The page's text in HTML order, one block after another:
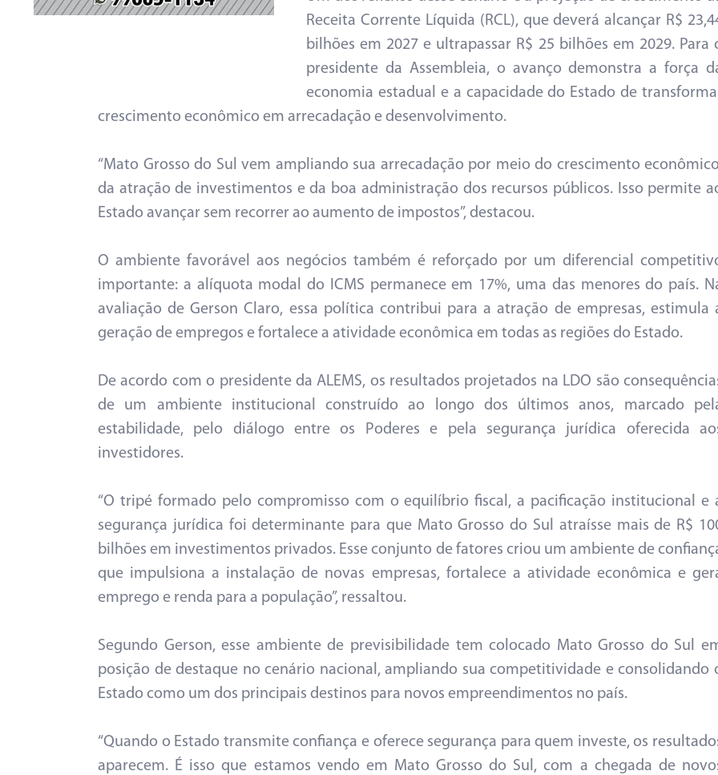
Receita Corrente Líquida (RCL), que deverá alcançar R$
bilhões em 2027 e ultrapassar R$ 25 bilhões em 2029. Para
presidente da Assembleia, o avanço demonstra a força
economia estadual e a capacidade do Estado de
crescimento econômico em arrecadação e desenvolvimento.
“Mato Grosso do Sul vem ampliando sua arrecadação por meio do crescimento
da atração de investimentos e da boa administração dos recursos públicos. Isso permite
Estado avançar sem recorrer ao aumento de impostos”, destacou.
O ambiente favorável aos negócios também é reforçado por um diferencial
importante: a alíquota modal do ICMS permanece em 17%, uma das menores do país.
avaliação de Gerson Claro, essa política contribui para a atração de empresas, estimula
geração de empregos e fortalece a atividade econômica em todas as regiões do Estado.
De acordo com o presidente da ALEMS, os resultados projetados na LDO são
de um ambiente institucional construído ao longo dos últimos anos, marcado
estabilidade, pelo diálogo entre os Poderes e pela segurança jurídica oferecida
investidores.
“O tripé formado pelo compromisso com o equilíbrio fiscal, a pacificação institucional e
segurança jurídica foi determinante para que Mato Grosso do Sul atraísse mais de R$
bilhões em investimentos privados. Esse conjunto de fatores criou um ambiente de
que impulsiona a instalação de novas empresas, fortalece a atividade econômica e
emprego e renda para a população”, ressaltou.
Segundo Gerson, esse ambiente de previsibilidade tem colocado Mato Grosso do Sul
posição de destaque no cenário nacional, ampliando sua competitividade e consolidando
Estado como um dos principais destinos para novos empreendimentos no país.
“Quando o Estado transmite confiança e oferece segurança para quem investe, os
aparecem. É isso que estamos vendo em Mato Grosso do Sul, com a chegada de